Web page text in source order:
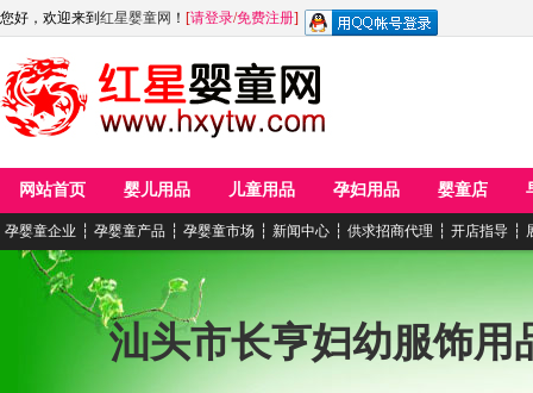
您好，欢迎来到 红星婴童网 ！ [请登录/免费注册]
网站首页 婴儿用品 儿童用品 孕妇用品 婴童店
孕婴童企业 ┆ 孕婴童产品 ┆ 孕婴童市场 ┆ 新闻中心 ┆ 供求招商代理 ┆ 开店指导 ┆
汕头市长亨妇幼服饰用